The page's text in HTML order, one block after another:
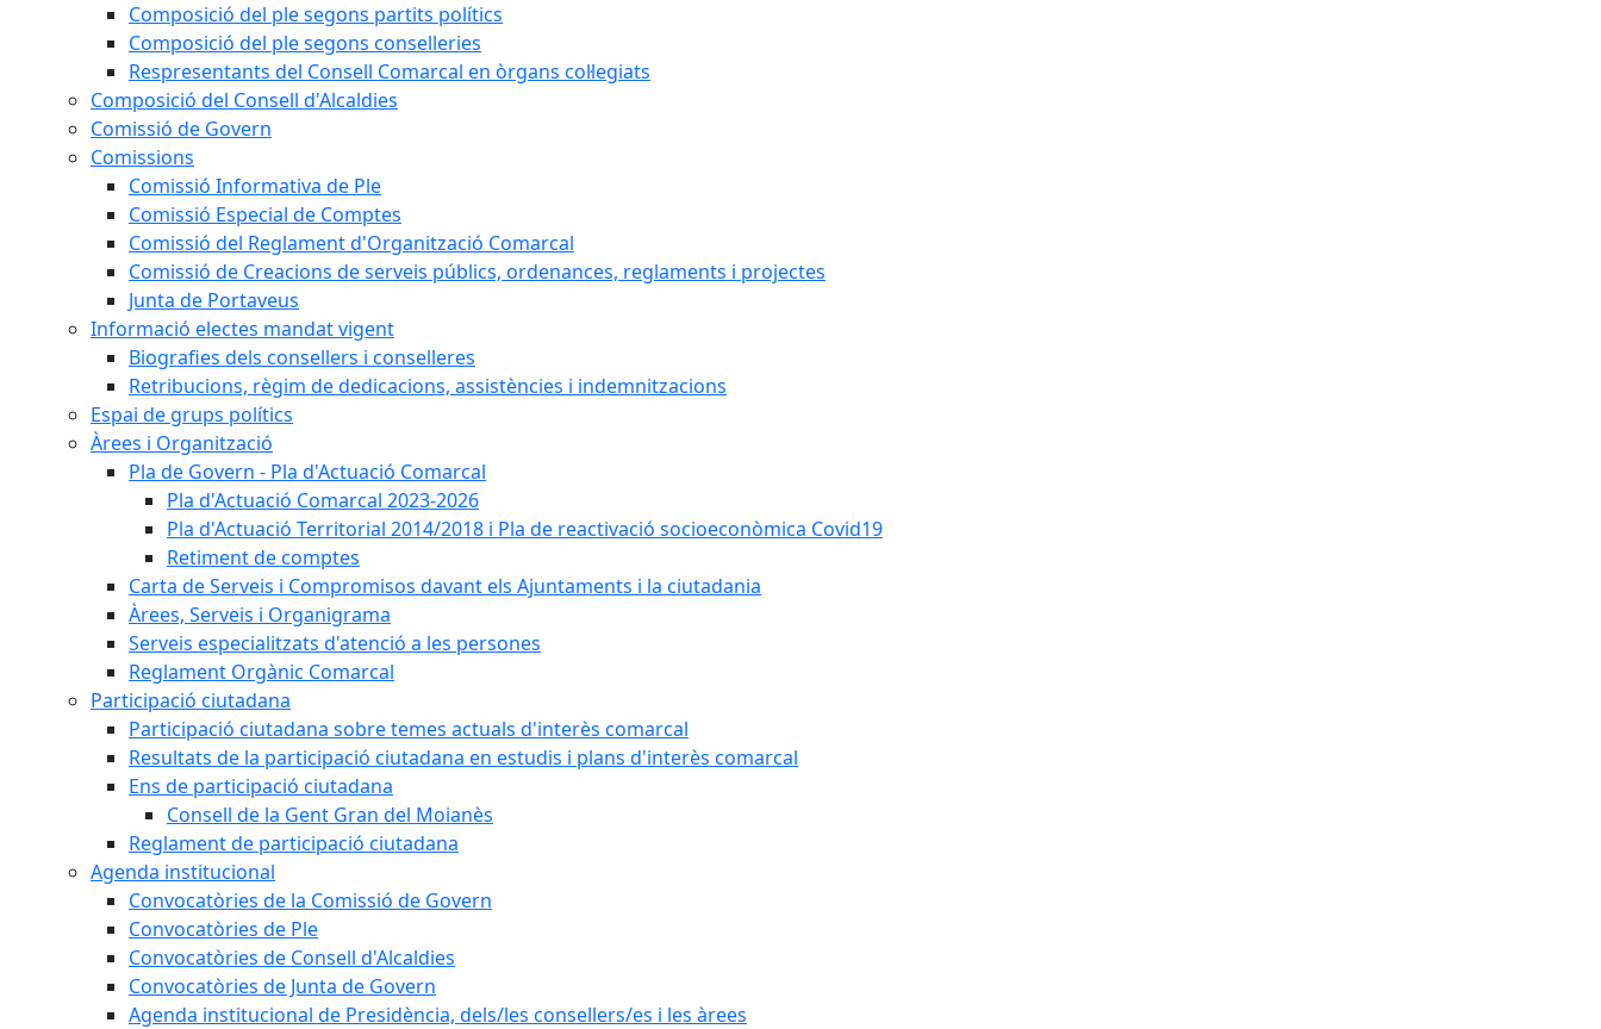
Composició del ple segons partits polítics
Composició del ple segons conselleries
Respresentants del Consell Comarcal en òrgans col·legiats
Composició del Consell d'Alcaldies
Comissió de Govern
Comissions
Comissió Informativa de Ple
Comissió Especial de Comptes
Comissió del Reglament d'Organització Comarcal
Comissió de Creacions de serveis públics, ordenances, reglaments i projectes
Junta de Portaveus
Informació electes mandat vigent
Biografies dels consellers i conselleres
Retribucions, règim de dedicacions, assistències i indemnitzacions
Espai de grups polítics
Àrees i Organització
Pla de Govern - Pla d'Actuació Comarcal
Pla d'Actuació Comarcal 2023-2026
Pla d'Actuació Territorial 2014/2018 i Pla de reactivació socioeconòmica Covid19
Retiment de comptes
Carta de Serveis i Compromisos davant els Ajuntaments i la ciutadania
Àrees, Serveis i Organigrama
Serveis especialitzats d'atenció a les persones
Reglament Orgànic Comarcal
Participació ciutadana
Participació ciutadana sobre temes actuals d'interès comarcal
Resultats de la participació ciutadana en estudis i plans d'interès comarcal
Ens de participació ciutadana
Consell de la Gent Gran del Moianès
Reglament de participació ciutadana
Agenda institucional
Convocatòries de la Comissió de Govern
Convocatòries de Ple
Convocatòries de Consell d'Alcaldies
Convocatòries de Junta de Govern
Agenda institucional de Presidència, dels/les consellers/es i les àrees